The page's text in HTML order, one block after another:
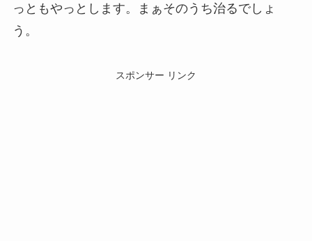
っともやっとします。まぁそのうち治るでしょ
う。
スポンサー リンク